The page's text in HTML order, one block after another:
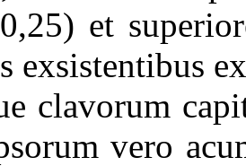
et
exsistentibus
clavorum
vero